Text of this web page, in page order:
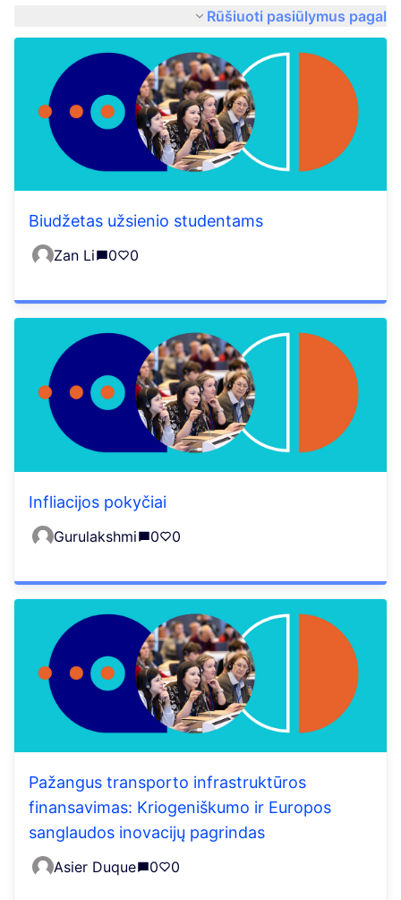
Rūšiuoti pasiūlymus pagal
Biudžetas užsienio studentams
Zan Li 0 0
Infliacijos pokyčiai
Gurulakshmi 0 0
Pažangus transporto infrastruktūros
finansavimas: Kriogeniškumo ir Europos
sanglaudos inovacijų pagrindas
Asier Duque 0 0